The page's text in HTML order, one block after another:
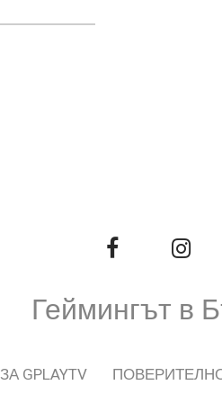
Геймингът в
ЗА GPLAYTV